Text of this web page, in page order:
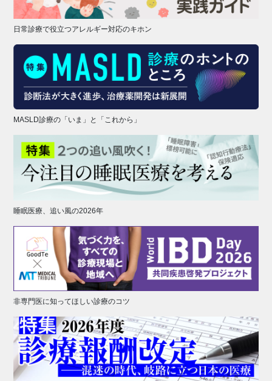
日常診療で役立つアレルギー対応のキホン
MASLD診療の「いま」と「これから」
睡眠医療、追い風の2026年
非専門医に知ってほしい診療のコツ